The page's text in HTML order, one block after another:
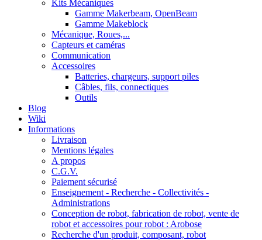
Kits Mécaniques
Gamme Makerbeam, OpenBeam
Gamme Makeblock
Mécanique, Roues,...
Capteurs et caméras
Communication
Accessoires
Batteries, chargeurs, support piles
Câbles, fils, connectiques
Outils
Blog
Wiki
Informations
Livraison
Mentions légales
A propos
C.G.V.
Paiement sécurisé
Enseignement - Recherche - Collectivités -
Administrations
Conception de robot, fabrication de robot, vente de
robot et accessoires pour robot : Arobose
Recherche d'un produit, composant, robot